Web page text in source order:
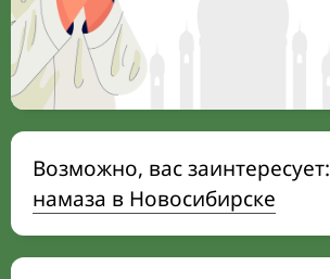
Возможно, вас заинтересует:
намаза в Новосибирске